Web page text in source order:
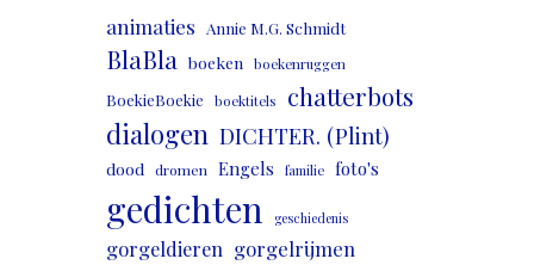
animaties Annie M.G. Schmidt
BlaBla boeken boekenruggen
BoekieBoekie boektitels chatterbots
dialogen DICHTER. (Plint)
dood dromen Engels familie foto's
gedichten geschiedenis
gorgeldieren gorgelrijmen